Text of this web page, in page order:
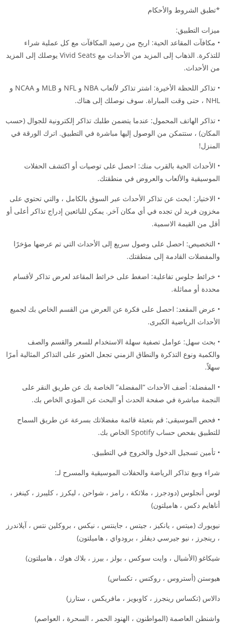
*تطبق الشروط والأحكام
ميزات التطبيق:
• مكافآت المقاعد الحية: اربح من رصيد المكافآت مع كل عملية شراء
للتذكرة. الذهاب إلى المزيد من الأحداث مع Vivid Seats يوصلك إلى المزيد
من الأحداث.
• تذاكر اللحظة الأخيرة: اشتر تذاكر لألعاب NBA و NFL و MLB و NCAA و
NHL ، حتى وقت المباراة. سوف نوصلك إلى هناك.
• تذاكر الهاتف المحمول: عندما يتضمن طلبك تذاكر إلكترونية للجوال (حسب
المكان) ، ستتمكن من الوصول إليها مباشرة في التطبيق. اترك الورقة في
المنزل!
• الأحداث الحية بالقرب منك: احصل على توصيات أو اكتشف الحفلات
الموسيقية والألعاب والعروض في منطقتك.
• الاختيار: ابحث عن تذاكر الأحداث عبر السوق بالكامل ، والتي تحتوي على
مخزون فريد لن تجده في أي مكان آخر. يمكن للبائعين إدراج تذاكر أعلى أو
أقل من القيمة الاسمية.
• التخصيص: احصل على وصول سريع إلى الأحداث التي تم عرضها مؤخرًا
والمفضلات القادمة إلى منطقتك.
• خرائط جلوس تفاعلية: اضغط على خرائط المقاعد لعرض تذاكر لأقسام
محددة أو مماثلة.
• عرض المقعد: احصل على فكرة عن العرض من القسم الخاص بك لجميع
الأحداث الرياضية الكبرى.
• بحث سهل: عوامل تصفية سهلة الاستخدام للسعر والقسم والصف
والكمية ونوع التذكرة والنطاق الزمني تجعل العثور على التذاكر المثالية أمرًا
سهلاً.
• المفضلة: أضف الأحداث “المفضلة” الخاصة بك عن طريق النقر على
النجمة مباشرة في صفحة الحدث أو البحث عن المؤدي الخاص بك.
• فحص الموسيقى: قم بتعبئة قائمة مفضلاتك بسرعة عن طريق السماح
للتطبيق بفحص حساب Spotify الخاص بك.
• تأمين تسجيل الدخول والخروج في التطبيق.
شراء وبيع تذاكر الرياضة والحفلات الموسيقية والمسرح لـ:
لوس أنجلوس (دودجرز ، ملائكة ، رامز ، شواحن ، ليكرز ، كليبرز ، كينغز ،
أناهايم دكس ، هاميلتون)
نيويورك (ميتس ، يانكيز ، جيتس ، جاينتس ، نيكس ، بروكلين نتس ، آيلاندرز
، رينجرز ، نيو جيرسي ديفلز ، برودواي ، هاميلتون)
شيكاغو (الأشبال ، وايت سوكس ، بولز ، بيرز ، بلاك هوك ، هاميلتون)
هيوستن (أستروس ، روكتس ، تكساس)
دالاس (تكساس رينجرز ، كاوبويز ، مافريكس ، ستارز)
واشنطن العاصمة (المواطنون ، الهنود الحمر ، السحرة ، العواصم)